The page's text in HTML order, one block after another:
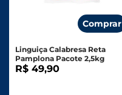
Comprar
Linguiça Calabresa Reta
Pamplona Pacote 2,5kg
R$ 49,90